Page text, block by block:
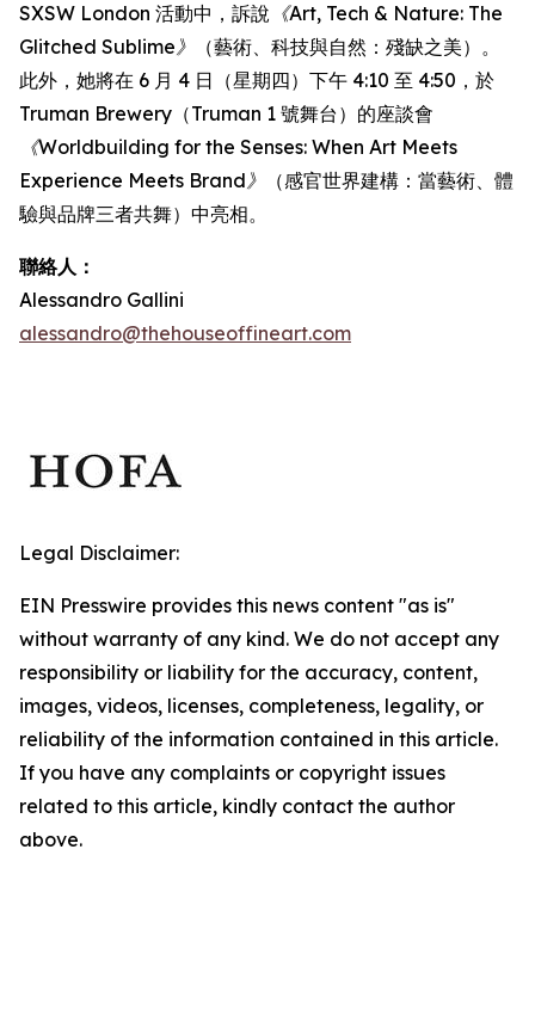
SXSW London 活動中，訴說 《Art, Tech & Nature: The
Glitched Sublime》
（藝術、科技與自然：殘缺之美）。
此外，她將在 6 月 4 日（星期四）下午 4:10 至 4:50，於
Truman Brewery（Truman 1 號舞台）的座談會
《Worldbuilding for the Senses: When Art Meets
Experience Meets Brand》
（感官世界建構：當藝術、體
驗與品牌三者共舞）中亮相。
聯絡人：
Alessandro Gallini
alessandro@thehouseoffineart.com
Legal Disclaimer:
EIN Presswire provides this news content "as is"
without warranty of any kind. We do not accept any
responsibility or liability for the accuracy, content,
images, videos, licenses, completeness, legality, or
reliability of the information contained in this article.
If you have any complaints or copyright issues
related to this article, kindly contact the author
above.